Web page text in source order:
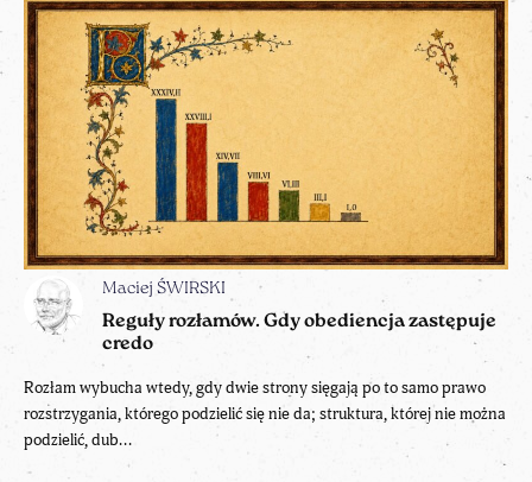
Maciej ŚWIRSKI
Reguły rozłamów. Gdy obediencja zastępuje
credo
Rozłam wybucha wtedy, gdy dwie strony sięgają po to samo prawo
rozstrzygania, którego podzielić się nie da; struktura, której nie można
podzielić, dub...